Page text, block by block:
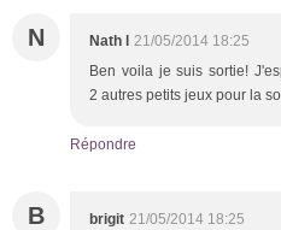
N Nath l 21/05/2014 18:25
Ben voila je suis sortie!
2 autres petits jeux pour la
Répondre
B brigit 21/05/2014 18:25